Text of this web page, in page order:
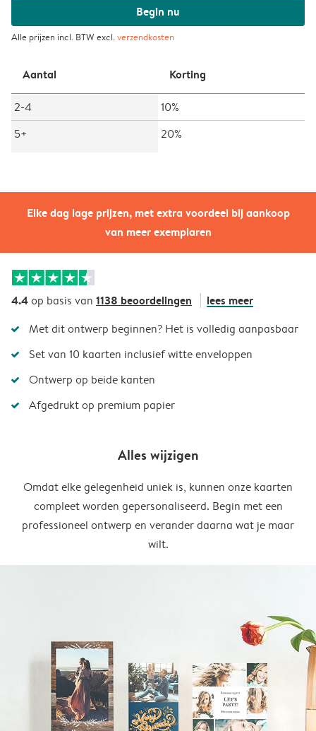
Elke dag lage prijzen, met extra voordeel bij aankoop
van meer exemplaren
Begin nu
Alle prijzen incl. BTW excl.verzendkosten
Aantal Korting
2-4
10%
5+
20%
4.4op basis van 1138 beoordelingen lees meer
Met dit ontwerp beginnen? Het is volledig aanpasbaar
Set van 10 kaarten inclusief witte enveloppen
Ontwerp op beide kanten
Afgedrukt op premium papier
Alles wijzigen
Omdat elke gelegenheid uniek is, kunnen onze kaarten
compleet worden gepersonaliseerd. Begin met een
professioneel ontwerp en verander daarna wat je maar
wilt.